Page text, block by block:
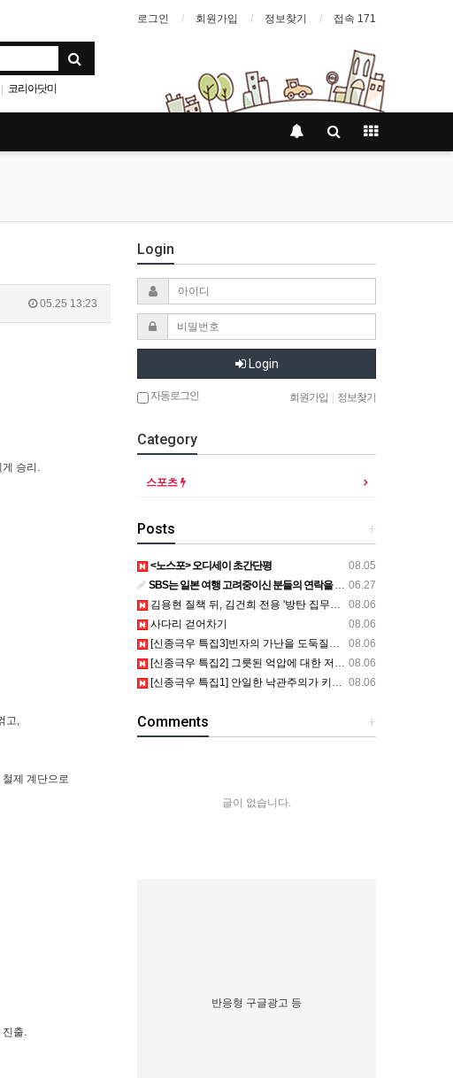
로그인 회원가입 정보찾기 접속 171
| 코리아닷미
05.25 13:23
승리.
고,
제 계단으로
진출.
Login
Login
자동로그인 회원가입 정보찾기
Category
스포츠
+
Posts
08.05
<노스포> 오디세이 초간단평
06.27
SBS는 일본 여행 고려중이신 분들의 연락을 기다립니다.
08.06
김용현 질책 뒤, 김건희 전용 '방탄 집무실' 생겼나
08.06
사다리 걷어차기
08.06
[신종극우 특집3]빈자의 가난을 도둑질하고 약자의 저항까지도 훔쳐간 자들
08.06
[신종극우 특집2] 그릇된 억압에 대한 저항 논리가 다같이 망할 트롤..
08.06
[신종극우 특집1] 안일한 낙관주의가 키워낸 디지털 반동주의
+
Comments
글이 없습니다.
반응형 구글광고 등